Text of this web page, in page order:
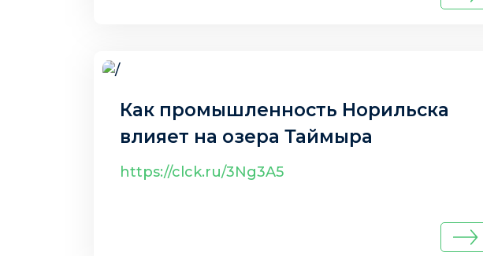
Как промышленность Норильска
влияет на озера Таймыра
https://clck.ru/3Ng3A5